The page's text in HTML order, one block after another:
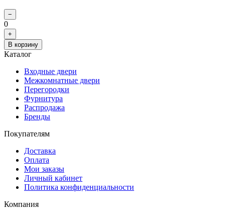
−
0
+
В корзину
Каталог
Входные двери
Межкомнатные двери
Перегородки
Фурнитура
Распродажа
Бренды
Покупателям
Доставка
Оплата
Мои заказы
Личный кабинет
Политика конфиденциальности
Компания